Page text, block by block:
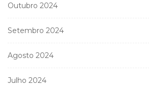
Outubro 2024
Setembro 2024
Agosto 2024
Julho 2024